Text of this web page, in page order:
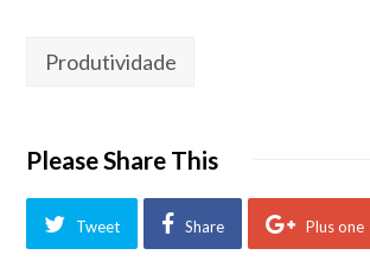
Produtividade
Please Share This
Tweet Share Plus one